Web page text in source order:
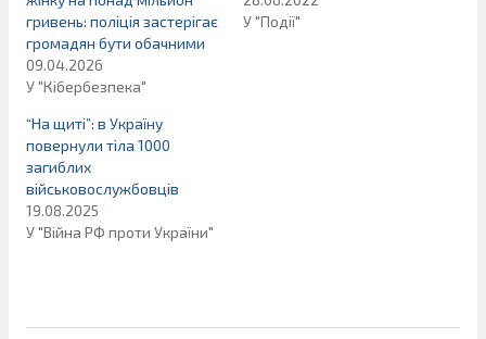
гривень: поліція застерігає
громадян бути обачними
09.04.2026
У "Кібербезпека"
У "Події"
“На щиті”: в Україну
повернули тіла 1000
загиблих
військовослужбовців
19.08.2025
У "Війна РФ проти України"